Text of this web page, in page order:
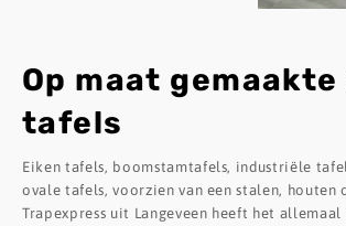
Op maat gemaakte
tafels
Eiken tafels, boomstamtafels, industriële
ovale tafels, voorzien van een stalen, houten
Trapexpress uit Langeveen heeft het